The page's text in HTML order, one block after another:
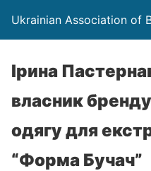
Ukrainian Association of
Ірина
власник
одягу для
“Форма Бучач”